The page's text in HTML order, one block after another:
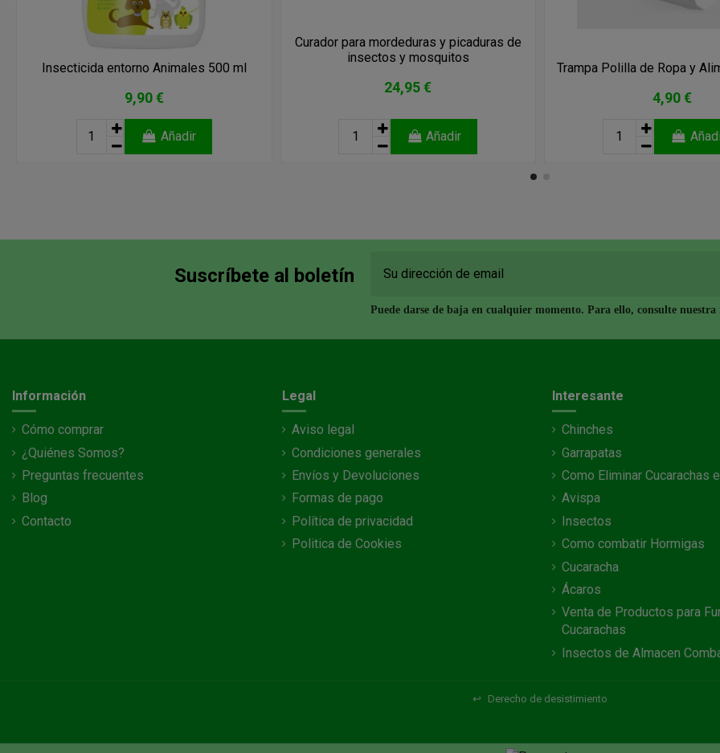
Insecticida entorno Animales 500 ml
9,90 €
Añadir
Curador para mordeduras y picaduras de
insectos y mosquitos
24,95 €
Añadir
Trampa Polilla de Ropa y
4,90 €
Suscríbete al boletín
Puede darse de baja en cualquier momento. Para ello, consulte
Información
Cómo comprar
¿Quiénes Somos?
Preguntas frecuentes
Blog
Contacto
Legal
Aviso legal
Condiciones generales
Envíos y Devoluciones
Formas de pago
Política de privacidad
Politica de Cookies
Interesante
Chinches
Garrapatas
Como Eliminar Cucarachas
Avispa
Insectos
Como combatir Hormigas
Cucaracha
Ácaros
Venta de Productos para
Cucarachas
Insectos de Almacen
↩ Derecho de desistimiento